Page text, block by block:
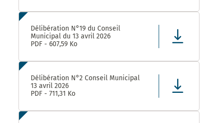
Délibération N°19 du Conseil
Municipal du 13 avril 2026
PDF - 607,59 Ko
Délibération N°2 Conseil Municipal
13 avril 2026
PDF - 711,31 Ko